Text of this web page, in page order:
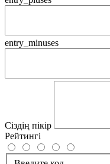
entry_minuses
Сіздің пікір
Рейтингі